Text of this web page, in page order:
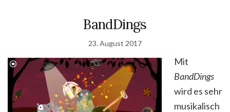
BandDings
23. August 2017
Mit
BandDings
wird es sehr
musikalisch